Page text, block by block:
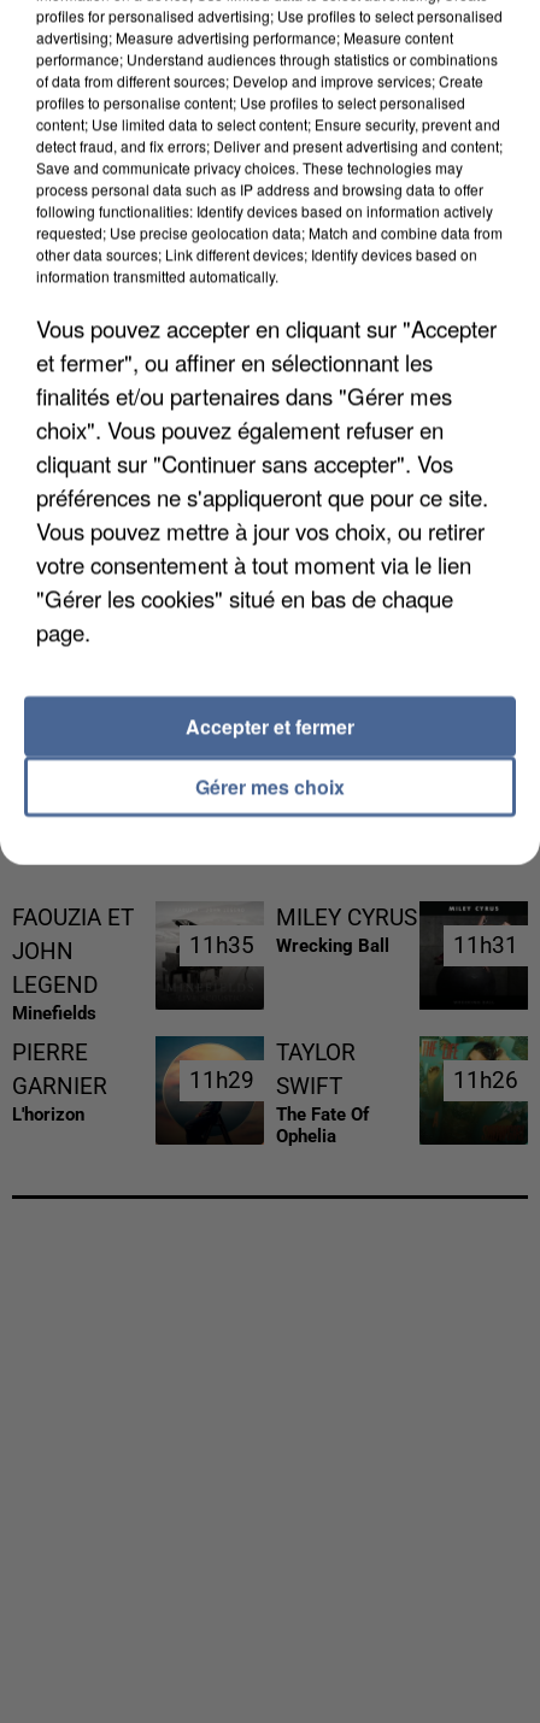
UNE TOURISTE DE L’OISE EMPORTÉE PAR UNE
COULÉE DE BOUE EN HAUTE-SAVOIE
LES DONNÉES DE 300 000 CLIENTS DÉROBÉES À
INTERMARCHÉ APRÈS UNE...
FAOUZIA ET
JOHN
LEGEND
Minefields
11h35
11h35
MILEY CYRUS
Wrecking Ball 11h31
11h31
PIERRE
GARNIER
L'horizon
11h29
11h29
TAYLOR
SWIFT
The Fate Of
Ophelia
11h26
11h26
profiles for personalised advertising; Use profiles to select personalised
advertising; Measure advertising performance; Measure content
performance; Understand audiences through statistics or combinations
of data from different sources; Develop and improve services; Create
profiles to personalise content; Use profiles to select personalised
content; Use limited data to select content; Ensure security, prevent and
detect fraud, and fix errors; Deliver and present advertising and content;
Save and communicate privacy choices. These technologies may
process personal data such as IP address and browsing data to offer
following functionalities: Identify devices based on information actively
requested; Use precise geolocation data; Match and combine data from
other data sources; Link different devices; Identify devices based on
information transmitted automatically.
Vous pouvez accepter en cliquant sur "Accepter
et fermer", ou affiner en sélectionnant les
finalités et/ou partenaires dans "Gérer mes
choix". Vous pouvez également refuser en
cliquant sur "Continuer sans accepter". Vos
préférences ne s'appliqueront que pour ce site.
Vous pouvez mettre à jour vos choix, ou retirer
votre consentement à tout moment via le lien
"Gérer les cookies" situé en bas de chaque
page.
Gérer mes choix
Accepter et fermer